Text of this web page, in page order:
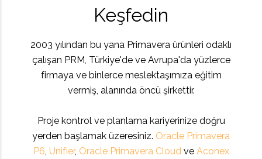
Keşfedin
2003 yılından bu yana Primavera ürünleri odaklı
çalışan PRM, Türkiye'de ve Avrupa'da yüzlerce
firmaya ve binlerce meslektaşımıza eğitim
vermiş, alanında öncü şirkettir.
Proje kontrol ve planlama kariyerinize doğru
yerden başlamak üzeresiniz. Oracle Primavera
P6 Unifier, Oracle Primavera Cloud ve Aconex